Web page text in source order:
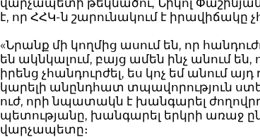
է, որ ՀՀԿ-ն շարունակում է իրավիճակը
«Նրանք մի կողմից ասում են, որ
են ակնկալում, բայց ամեն ինչ անում են,
իրենց չհանդուրժել, ես կոչ եմ անում այդ
կարելի անընդհատ տպավորություն
ուժ, որի նպատակն է խանգարել
պետությանը, խանգարել երկրի առաջ
վարչապետը։